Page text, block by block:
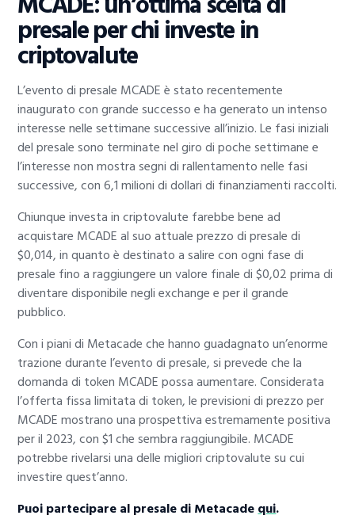
presale per chi investe in
criptovalute
L’evento di presale MCADE è stato recentemente
inaugurato con grande successo e ha generato un intenso
interesse nelle settimane successive all’inizio. Le fasi iniziali
del presale sono terminate nel giro di poche settimane e
l’interesse non mostra segni di rallentamento nelle fasi
successive, con 6,1 milioni di dollari di finanziamenti raccolti.
Chiunque investa in criptovalute farebbe bene ad
acquistare MCADE al suo attuale prezzo di presale di
$0,014, in quanto è destinato a salire con ogni fase di
presale fino a raggiungere un valore finale di $0,02 prima di
diventare disponibile negli exchange e per il grande
pubblico.
Con i piani di Metacade che hanno guadagnato un’enorme
trazione durante l’evento di presale, si prevede che la
domanda di token MCADE possa aumentare. Considerata
l’offerta fissa limitata di token, le previsioni di prezzo per
MCADE mostrano una prospettiva estremamente positiva
per il 2023, con $1 che sembra raggiungibile. MCADE
potrebbe rivelarsi una delle migliori criptovalute su cui
investire quest’anno.
Puoi partecipare al presale di Metacadequi.